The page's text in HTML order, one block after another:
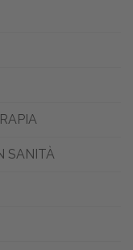
SANITÀ